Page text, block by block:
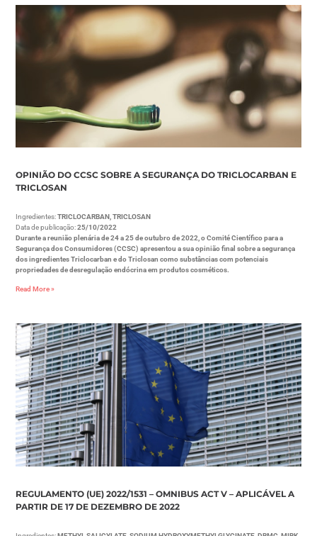
OPINIÃO DO CCSC SOBRE A SEGURANÇA DO TRICLOCARBAN E
TRICLOSAN
Ingredientes:TRICLOCARBAN, TRICLOSAN
Data de publicação:25/10/2022
Durante a reunião plenária de 24 a 25 de outubro de 2022, o Comité Científico para a
Segurança dos Consumidores (CCSC) apresentou a sua opinião final sobre a segurança
dos ingredientes Triclocarban e do Triclosan como substâncias com potenciais
propriedades de desregulação endócrina em produtos cosméticos.
Read More »
REGULAMENTO (UE) 2022/1531 – OMNIBUS ACT V – APLICÁVEL A
PARTIR DE 17 DE DEZEMBRO DE 2022